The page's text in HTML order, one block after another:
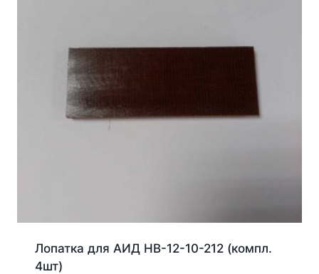
Лопатка для АИД НВ-12-10-212 (компл.
4шт)